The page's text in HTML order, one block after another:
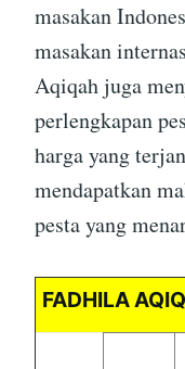
masakan
masakan
Aqiqah juga
perlengkapan
harga yang
mendapatkan
pesta yang
FADHILA